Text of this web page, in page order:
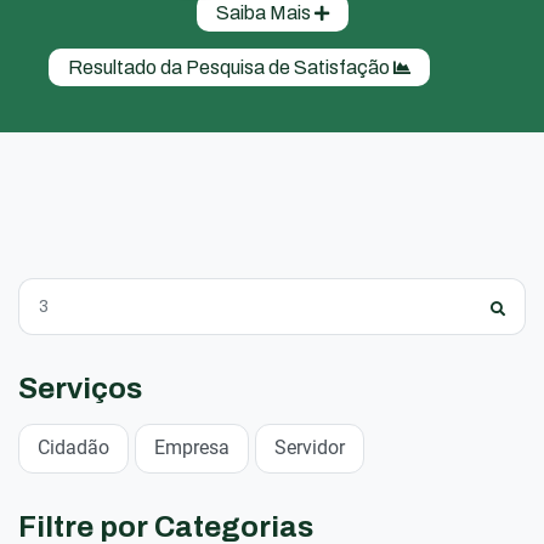
Saiba Mais
Resultado da Pesquisa de Satisfação
Serviços
Cidadão Empresa Servidor
Filtre por Categorias